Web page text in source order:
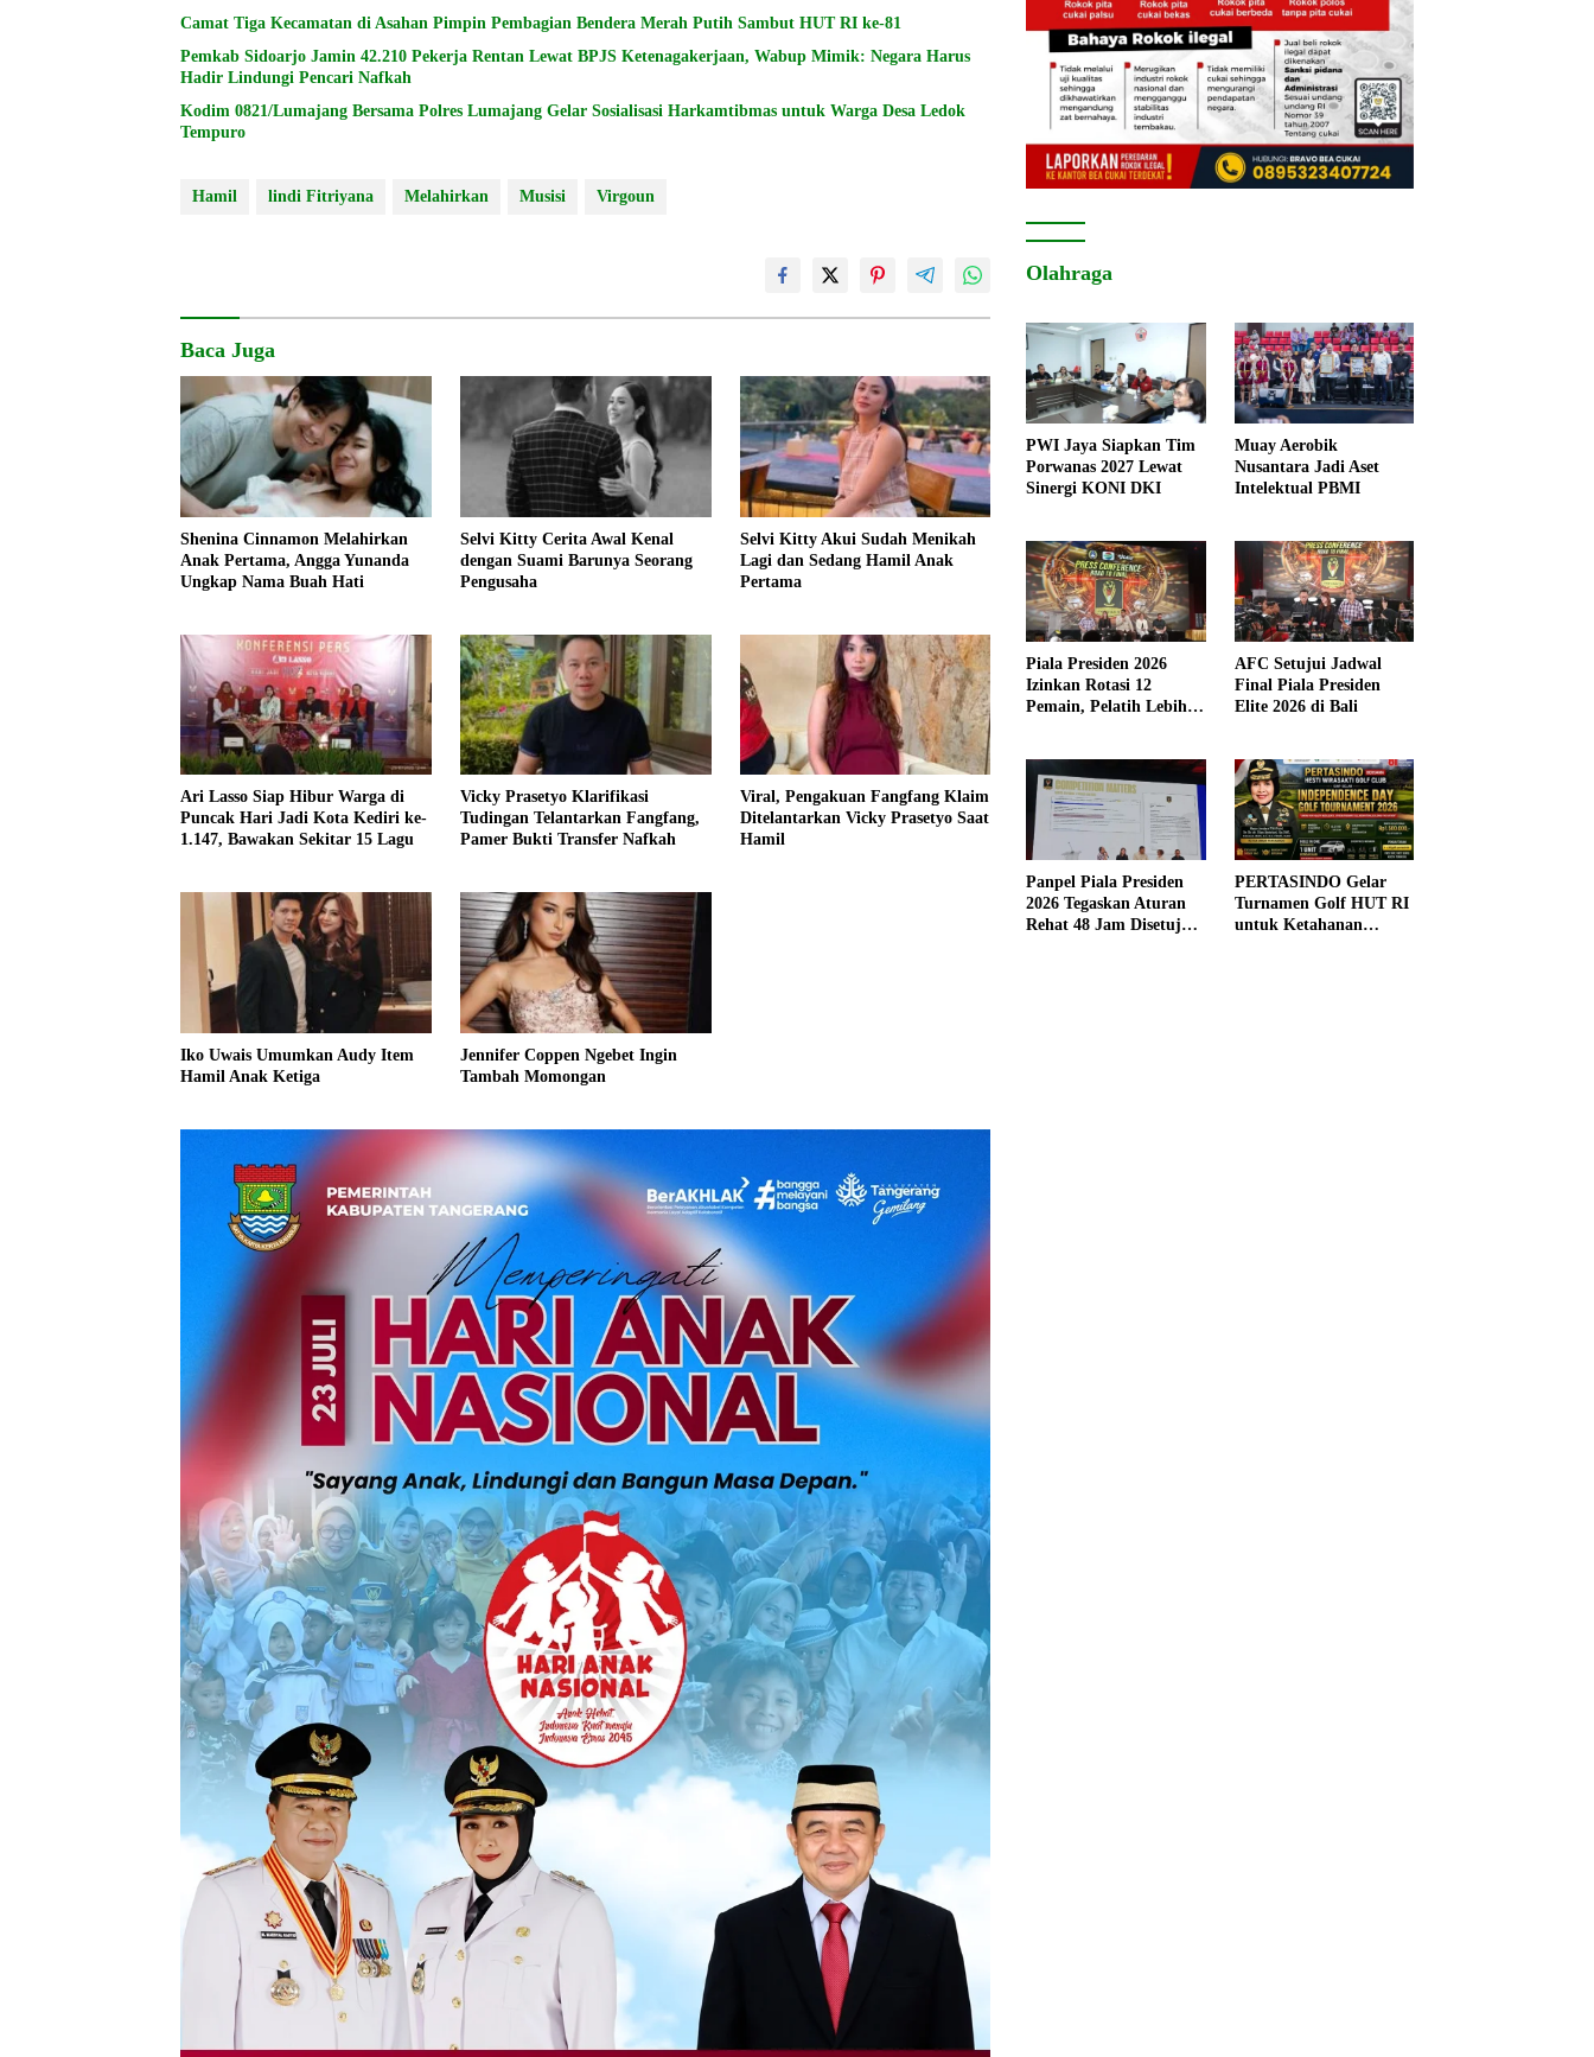
Camat Tiga Kecamatan di Asahan Pimpin Pembagian Bendera Merah Putih Sambut HUT RI ke-81
Pemkab Sidoarjo Jamin 42.210 Pekerja Rentan Lewat BPJS Ketenagakerjaan, Wabup Mimik: Negara Harus
Hadir Lindungi Pencari Nafkah
Kodim 0821/Lumajang Bersama Polres Lumajang Gelar Sosialisasi Harkamtibmas untuk Warga Desa Ledok
Tempuro
Hamil lindi Fitriyana Melahirkan Musisi Virgoun
Baca Juga
Shenina Cinnamon Melahirkan
Anak Pertama, Angga Yunanda
Ungkap Nama Buah Hati
Selvi Kitty Cerita Awal Kenal
dengan Suami Barunya Seorang
Pengusaha
Selvi Kitty Akui Sudah Menikah
Lagi dan Sedang Hamil Anak
Pertama
Ari Lasso Siap Hibur Warga di
Puncak Hari Jadi Kota Kediri ke-
1.147, Bawakan Sekitar 15 Lagu
Vicky Prasetyo Klarifikasi
Tudingan Telantarkan Fangfang,
Pamer Bukti Transfer Nafkah
Viral, Pengakuan Fangfang Klaim
Ditelantarkan Vicky Prasetyo Saat
Hamil
Iko Uwais Umumkan Audy Item
Hamil Anak Ketiga
Jennifer Coppen Ngebet Ingin
Tambah Momongan
Olahraga
PWI Jaya Siapkan Tim
Porwanas 2027 Lewat
Sinergi KONI DKI
Muay Aerobik
Nusantara Jadi Aset
Intelektual PBMI
Piala Presiden 2026
Izinkan Rotasi 12
Pemain, Pelatih Lebih
AFC Setujui Jadwal
Final Piala Presiden
Elite 2026 di Bali
Panpel Piala Presiden
2026 Tegaskan Aturan
Rehat 48 Jam Disetujui
PERTASINDO Gelar
Turnamen Golf HUT RI
untuk Ketahanan